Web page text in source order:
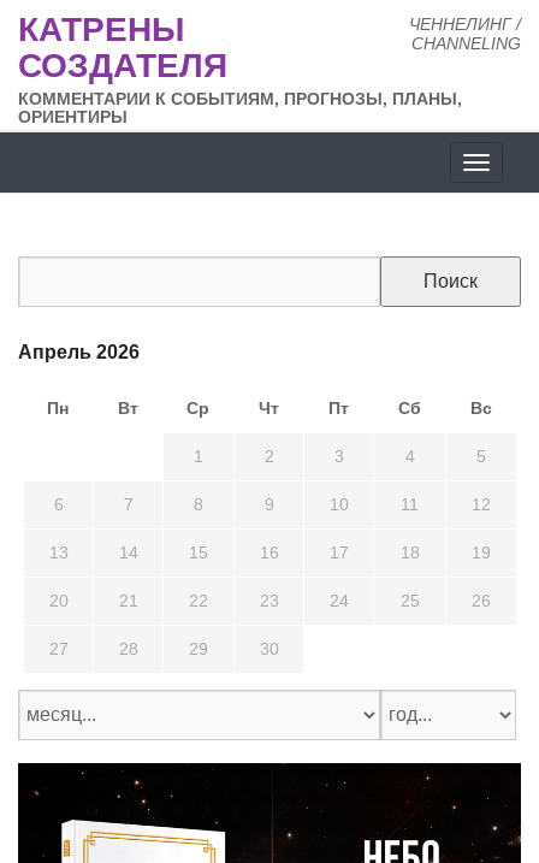
ЧЕННЕЛИНГ /
CHANNELING
КАТРЕНЫ
СОЗДАТЕЛЯ
КОММЕНТАРИИ К СОБЫТИЯМ, ПРОГНОЗЫ, ПЛАНЫ,
ОРИЕНТИРЫ
сайта
Апрель 2026
Пн Вт Ср Чт Пт Сб Вс
1 2 3 4 5
6 7 8 9 10 11 12
13 14 15 16 17 18 19
20 21 22 23 24 25 26
27 28 29 30